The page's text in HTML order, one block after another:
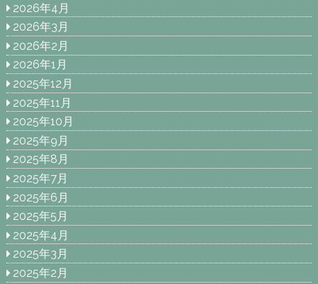
2026年4月
2026年3月
2026年2月
2026年1月
2025年12月
2025年11月
2025年10月
2025年9月
2025年8月
2025年7月
2025年6月
2025年5月
2025年4月
2025年3月
2025年2月